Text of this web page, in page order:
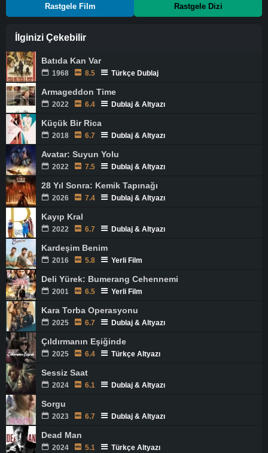
Rastgele Film Rastgele Dizi
İlginizi Çekebilir
Batıda Kan Var
1968 8.5 Türkçe Dublaj
Armageddon Time
2022 6.4 Dublaj & Altyazı
Küçük Bir Rica
2018 6.7 Dublaj & Altyazı
Avatar: Suyun Yolu
2022 7.5 Dublaj & Altyazı
28 Yıl Sonra: Kemik Tapınağı
2026 7.4 Dublaj & Altyazı
Kayıp Kral
2022 6.7 Dublaj & Altyazı
Kardeşim Benim
2016 5.8 Yerli Film
Deli Yürek: Bumerang Cehennemi
2001 6.5 Yerli Film
Kara Torba Operasyonu
2025 6.7 Dublaj & Altyazı
Çıldırmanın Eşiğinde
2025 6.4 Türkçe Altyazı
Sessiz Saat
2024 6.1 Dublaj & Altyazı
Sorgu
2023 6.7 Dublaj & Altyazı
Dead Man
2024 5.1 Türkçe Altyazı